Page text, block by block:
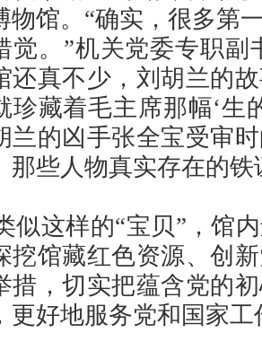
物馆。“确实，很多第
觉。”机关党委专职副
还真不少，刘胡兰的
珍藏着毛主席那幅‘生
兰的凶手张全宝受审
那些人物真实存在的铁
似这样的“宝贝”，馆
挖馆藏红色资源、创
措，切实把蕴含党的
更好地服务党和国家工